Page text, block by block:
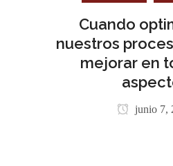
Cuando
nuestros
mejorar en
junio 7,